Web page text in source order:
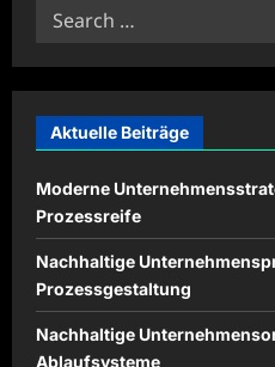
Search
Aktuelle Beiträge
Moderne
Prozessreife
Nachhaltige
Prozessgestaltung
Nachhaltige
Ablaufsysteme